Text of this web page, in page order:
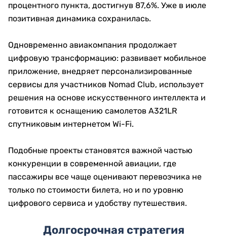
процентного пункта, достигнув 87,6%. Уже в июле
позитивная динамика сохранилась.
Одновременно авиакомпания продолжает
цифровую трансформацию: развивает мобильное
приложение, внедряет персонализированные
сервисы для участников Nomad Club, использует
решения на основе искусственного интеллекта и
готовится к оснащению самолетов A321LR
спутниковым интернетом Wi-Fi.
Подобные проекты становятся важной частью
конкуренции в современной авиации, где
пассажиры все чаще оценивают перевозчика не
только по стоимости билета, но и по уровню
цифрового сервиса и удобству путешествия.
Долгосрочная стратегия